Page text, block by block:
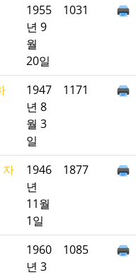
1955
년 9
월
20일
1031
1947
년 8
월 3
일
1171
자
1946
년
11월
1일
1877
1960
년 3
1085